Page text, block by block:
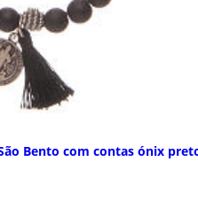
Bento com contas ónix